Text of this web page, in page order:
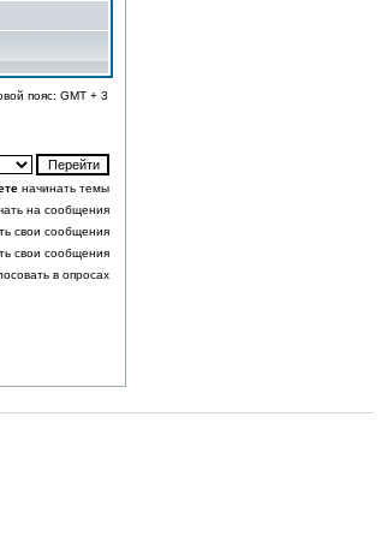
пояс: GMT + 3
начинать темы
на сообщения
свои сообщения
свои сообщения
в опросах